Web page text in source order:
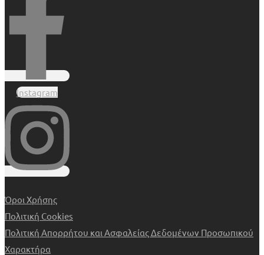
Instagram
Όροι Χρήσης
Πολιτική Cookies
Πολιτική Απορρήτου και Ασφαλείας Δεδομένων Προσωπικού
Χαρακτήρα